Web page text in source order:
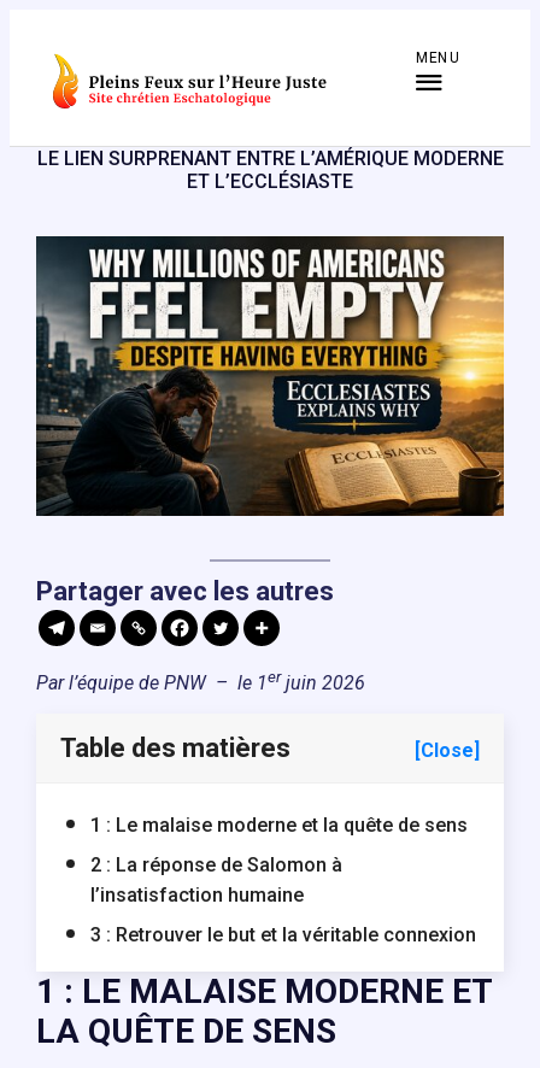
contenu
MENU
LE LIEN SURPRENANT ENTRE L’AMÉRIQUE MODERNE
ET L’ECCLÉSIASTE
Partager avec les autres
Par l’équipe de PNW – le 1er juin 2026
Table des matières [Close]
1 : Le malaise moderne et la quête de sens
2 : La réponse de Salomon à
l’insatisfaction humaine
3 : Retrouver le but et la véritable connexion
1 : LE MALAISE MODERNE ET
LA QUÊTE DE SENS